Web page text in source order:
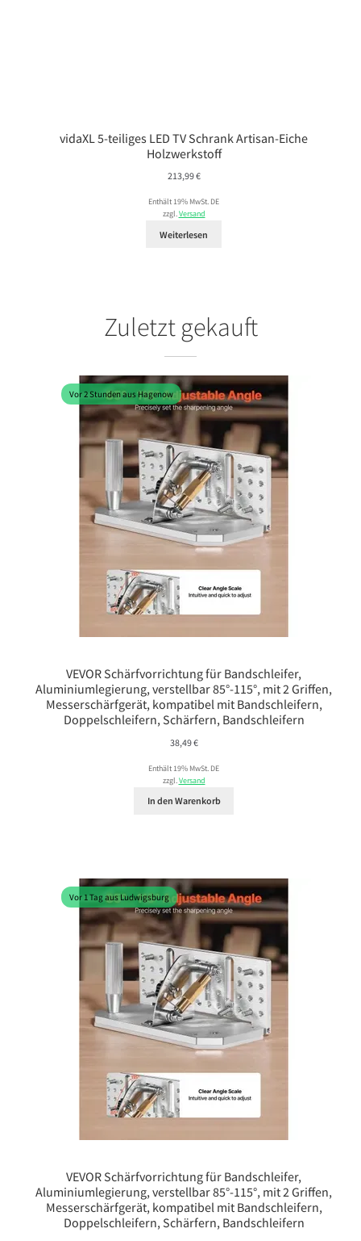
vidaXL 5-teiliges LED TV Schrank Artisan-Eiche
Holzwerkstoff
213,99€
Enthält 19% MwSt. DE
zzgl.Versand
Weiterlesen
Zuletzt gekauft
Vor 2 Stunden aus Hagenow
VEVOR Schärfvorrichtung für Bandschleifer,
Aluminiumlegierung, verstellbar 85°-115°, mit 2 Griffen,
Messerschärfgerät, kompatibel mit Bandschleifern,
Doppelschleifern, Schärfern, Bandschleifern
38,49€
Enthält 19% MwSt. DE
zzgl.Versand
In den Warenkorb
Vor 1 Tag aus Ludwigsburg
VEVOR Schärfvorrichtung für Bandschleifer,
Aluminiumlegierung, verstellbar 85°-115°, mit 2 Griffen,
Messerschärfgerät, kompatibel mit Bandschleifern,
Doppelschleifern, Schärfern, Bandschleifern